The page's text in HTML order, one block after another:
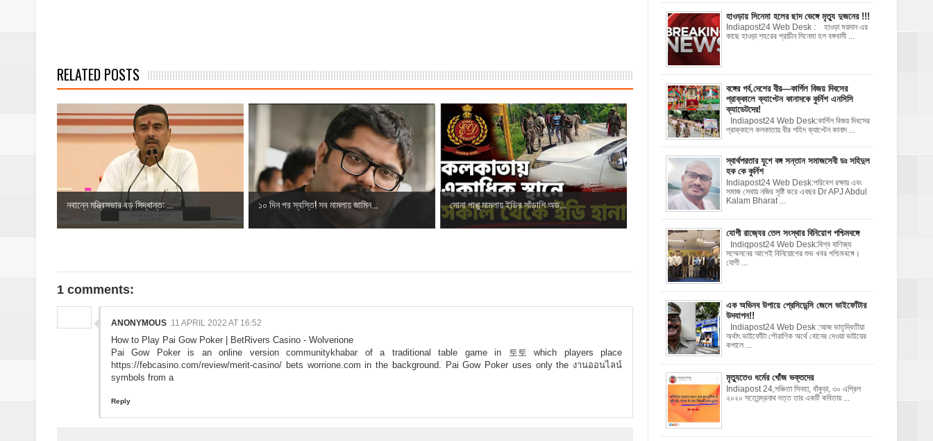
RELATED POSTS
নবান্নে মন্ত্রিসভার বড় সিদ্ধান্ত: ... ১০ দিন পর স্বস্তি! সব মামলায় জামিন... সোনা পাপ্পু মামলায় ইডির সাঁড়াশি অভ...
1 comments:
ANONYMOUS 11 APRIL 2022 AT 16:52
How to Play Pai Gow Poker | BetRivers Casino - Wolverione
Pai Gow Poker is an online versioncommunitykhabar of a traditional table game in 토토
which players place
https://febcasino.com/review/merit-casino/ bets worrione.com in the background. Pai Gow Poker uses only the งานออนไลน์
symbols from a
Reply
হাওড়ায় সিনেমা হলের ছাদ ভেঙ্গে মৃত্যু দুজনের !!!
Indiapost24 Web Desk : হাওড়া ময়দান এর
কাছে হাওড়া শহরের প্রাচীন সিনেমা হল বঙ্গবাসী ...
বঙ্গের গর্ব,দেশের বীর—কার্গিল বিজয় দিবসের
প্রাক্কালে ক্যাপ্টেন কানাদকে কুর্নিশ এনসিসি
ক্যাডেটদের!
Indiapost24 Web Desk:কার্গিল বিজয় দিবসের
প্রাক্কালে কলকাতায় বীর শহিদ ক্যাপ্টেন কানাদ ...
স্বার্থপরতার যুগে বঙ্গ সন্তান সমাজসেবী ডঃ সহিদুল
হক কে কুর্নিশ
Indiapost24 Web Desk:পরিবেশ রক্ষায় এবং
সমাজ সেবায় নজির সৃষ্টি করে এবছর Dr APJ Abdul
Kalam Bharat ...
যোগী রাজ‍্যের তেল সংস্থার বিনিয়োগ পশ্চিমবঙ্গে
Indiqpost24 Web Desk:বিশ্ব বাণিজ্য
সম্মেলনের আগেই বিনিয়োগের শুভ খবর পশ্চিমবঙ্গে।
যোগী ...
এক অভিনব উপায়ে প্রেসিডেন্সি জেলে ভাইফোঁটার
উদযাপন!!
Indiapost24 Web Desk :আজ ভাতৃদ্বিতীয়া
অর্থাৎ ভাইফোঁটা পৌরাণিক অর্থে বোনের দেওয়া ভাইয়ের
কপালে ...
মৃত্যুতেও ধর্মের খোঁজ ভক্তদের
Indiapost 24,সঞ্চিতা সিনহা, বাঁকুড়া, ৩০ এপ্রিল
২০২০ সত্যেন্দ্রনাথ দত্ত তার একটি কবিতায় ...